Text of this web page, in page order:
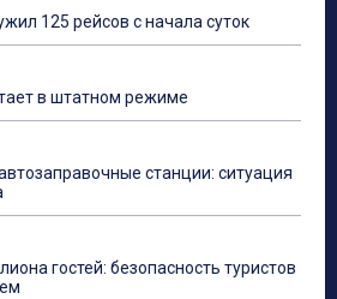
125 рейсов с начала суток
в штатном режиме
станции: ситуация
гостей: безопасность туристов